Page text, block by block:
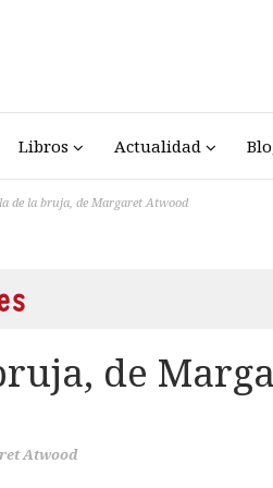
Libros Actualidad
de la bruja, de Margaret Atwood
de
Atwood